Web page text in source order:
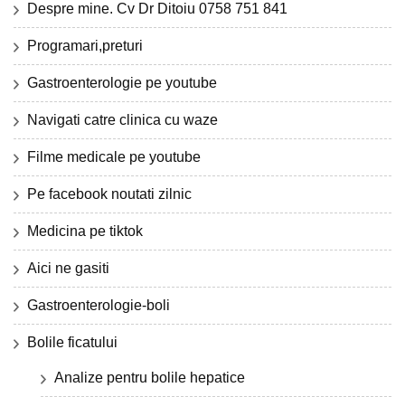
Despre mine. Cv Dr Ditoiu 0758 751 841
Programari,preturi
Gastroenterologie pe youtube
Navigati catre clinica cu waze
Filme medicale pe youtube
Pe facebook noutati zilnic
Medicina pe tiktok
Aici ne gasiti
Gastroenterologie-boli
Bolile ficatului
Analize pentru bolile hepatice